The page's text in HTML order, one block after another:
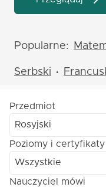
Popularne:
Serbski •
Przedmiot
Rosyjski
Poziomy i certyfikaty
Wszystkie
Nauczyciel mówi